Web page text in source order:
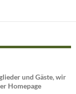
und Gäste, wir
Homepage